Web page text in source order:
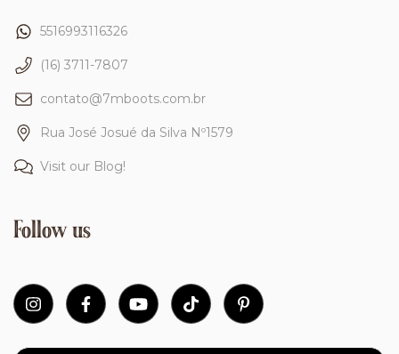
5516993116326
(16) 3711-7807
contato@7mboots.com.br
Rua José Josué da Silva Nº1579
Visit our Blog!
Follow us